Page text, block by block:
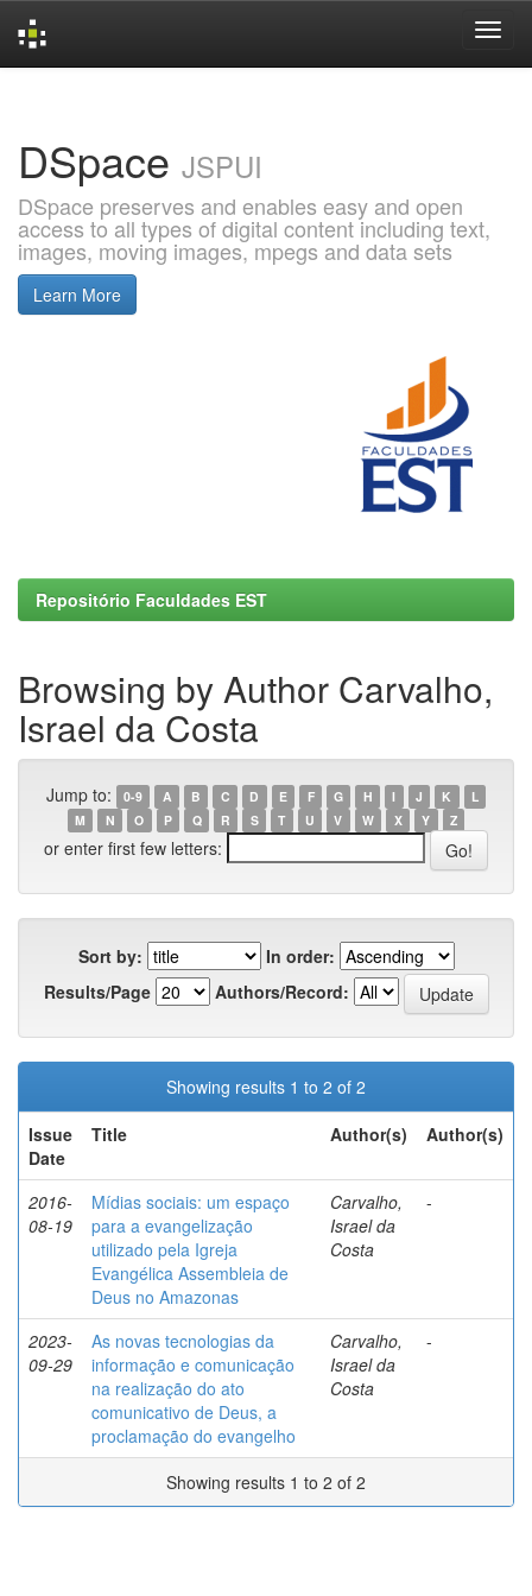
DSpace JSPUI
DSpace preserves and enables easy and open
access to all types of digital content including text,
images, moving images, mpegs and data sets
Learn More
Repositório Faculdades EST
Browsing by Author Carvalho,
Israel da Costa
Jump to: 0-9 A B C D E F G H I J K
L
M
N O P Q R S T U V W X Y Z
or enter first few letters:
Sort by:
In order:
Results/Page
Authors/Record:
Showing results 1 to 2 of 2
Issue
Date
Title Author(s) Author(s)
2016-
08-19
Mídias sociais: um espaço
para a evangelização
utilizado pela Igreja
Evangélica Assembleia de
Deus no Amazonas
Carvalho,
Israel da
Costa
-
2023-
09-29
As novas tecnologias da
informação e comunicação
na realização do ato
comunicativo de Deus, a
proclamação do evangelho
Carvalho,
Israel da
Costa
-
Showing results 1 to 2 of 2